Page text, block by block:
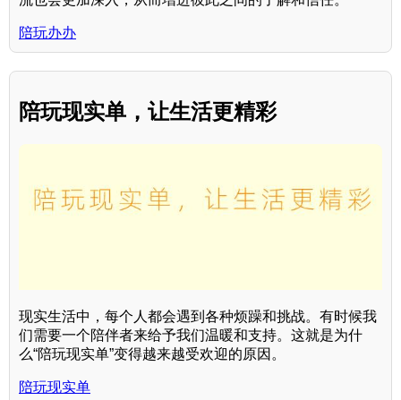
陪玩办办
陪玩现实单，让生活更精彩
现实生活中，每个人都会遇到各种烦躁和挑战。有时候我
们需要一个陪伴者来给予我们温暖和支持。这就是为什
么“陪玩现实单”变得越来越受欢迎的原因。
陪玩现实单